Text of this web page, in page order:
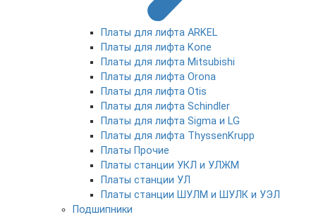
Платы для лифта ARKEL
Платы для лифта Kone
Платы для лифта Mitsubishi
Платы для лифта Orona
Платы для лифта Otis
Платы для лифта Schindler
Платы для лифта Sigma и LG
Платы для лифта ThyssenKrupp
Платы Прочие
Платы станции УКЛ и УЛЖМ
Платы станции УЛ
Платы станции ШУЛМ и ШУЛК и УЭЛ
Подшипники